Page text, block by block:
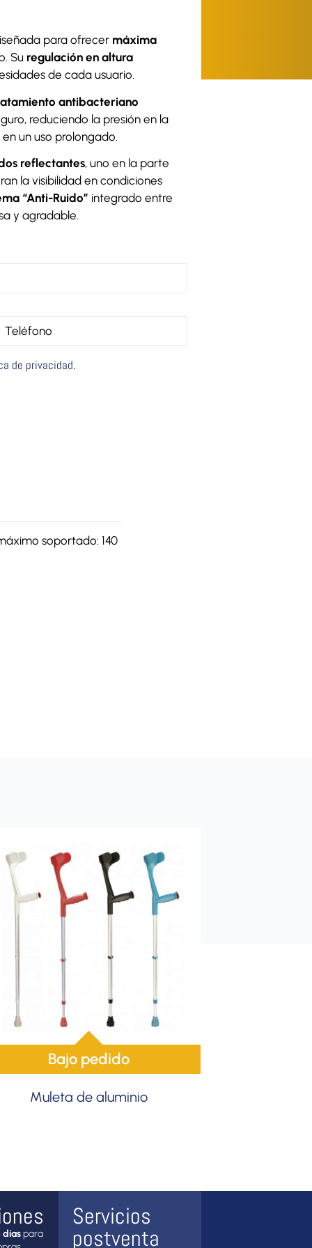
para ofrecer máxima
Su regulación en altura
de cada usuario.
antibacteriano
reduciendo la presión en la
un uso prolongado.
reflectantes, uno en la parte
la visibilidad en condiciones
“Anti-Ruido” integrado entre
y agradable.
de privacidad.
soportado: 140
Bajo pedido
Muleta de aluminio
díaspara
Servicios
postventa